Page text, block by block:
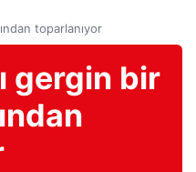
toparlanıyor
gergin bir